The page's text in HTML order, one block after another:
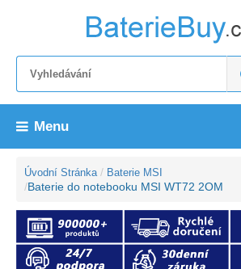
Menu
Úvodní Stránka Baterie MSI
Baterie do notebooku MSI WT72 2OM